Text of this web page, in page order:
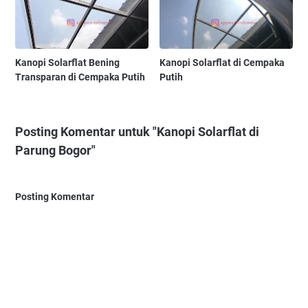
Kanopi Solarflat Bening
Transparan di Cempaka Putih
Kanopi Solarflat di Cempaka
Putih
Posting Komentar untuk "Kanopi Solarflat di
Parung Bogor"
Posting Komentar